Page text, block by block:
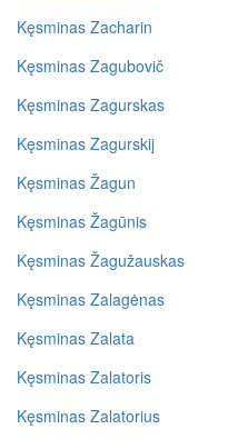
Kęsminas Zacharin
Kęsminas Zagubovič
Kęsminas Zagurskas
Kęsminas Zagurskij
Kęsminas Žagun
Kęsminas Žagūnis
Kęsminas Žagužauskas
Kęsminas Zalagėnas
Kęsminas Zalata
Kęsminas Zalatoris
Kęsminas Zalatorius